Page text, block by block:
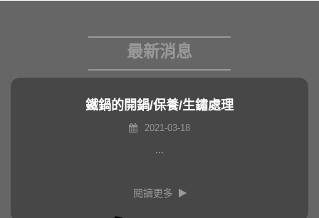
最新消息
鐵鍋的開鍋/保養/生鏽處理
2021-03-18
閱讀更多